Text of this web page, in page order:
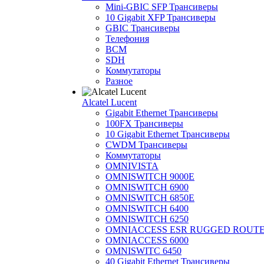
Mini-GBIC SFP Трансиверы
10 Gigabit XFP Трансиверы
GBIC Трансиверы
Телефония
BCM
SDH
Коммутаторы
Разное
Alcatel Lucent
Gigabit Ethernet Трансиверы
100FX Трансиверы
10 Gigabit Ethernet Трансиверы
CWDM Трансиверы
Коммутаторы
OMNIVISTA
OMNISWITCH 9000E
OMNISWITCH 6900
OMNISWITCH 6850E
OMNISWITCH 6400
OMNISWITCH 6250
OMNIACCESS ESR RUGGED
OMNIACCESS 6000
OMNISWITC 6450
40 Gigabit Ethernet Трансиверы